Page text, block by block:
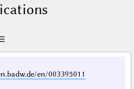
☰
en/003395011